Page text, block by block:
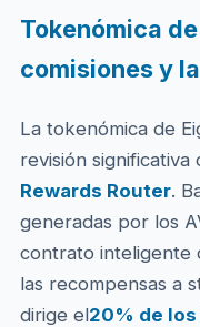
Tokenómica
comisiones y
La tokenómica de
revisión
Rewards Router.
generadas por los
contrato inteligente
las recompensas a
dirige el20% de